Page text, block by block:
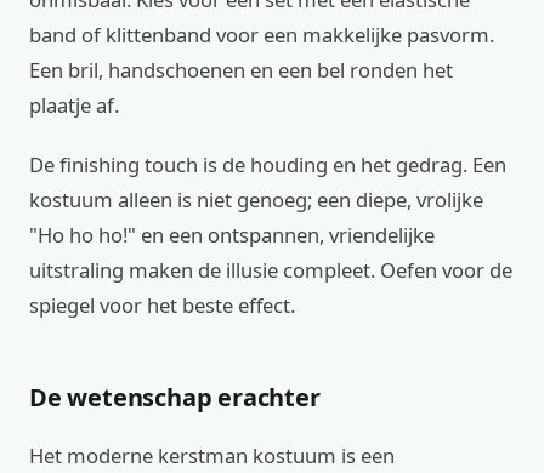
band of klittenband voor een makkelijke pasvorm.
Een bril, handschoenen en een bel ronden het
plaatje af.
De finishing touch is de houding en het gedrag. Een
kostuum alleen is niet genoeg; een diepe, vrolijke
"Ho ho ho!" en een ontspannen, vriendelijke
uitstraling maken de illusie compleet. Oefen voor de
spiegel voor het beste effect.
De wetenschap erachter
Het moderne kerstman kostuum is een